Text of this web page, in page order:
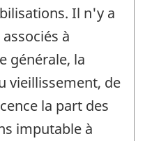
Il n'y a
à
générale, la
vieillissement, de
la part des
imputable à